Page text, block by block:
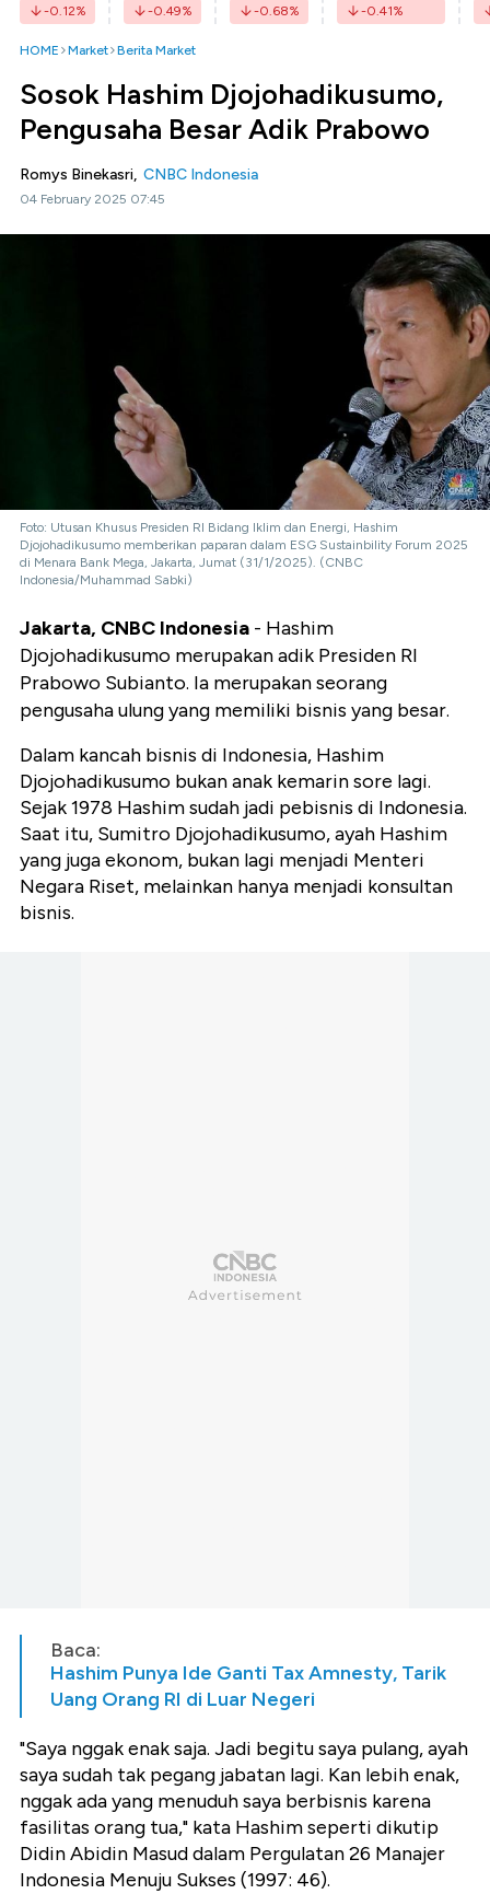
-0.12% -0.49% -0.68% -0.41%
HOME Market Berita Market
Sosok Hashim Djojohadikusumo,
Pengusaha Besar Adik Prabowo
Romys Binekasri, CNBC Indonesia
04 February 2025 07:45
Foto: Utusan Khusus Presiden RI Bidang Iklim dan Energi, Hashim
Djojohadikusumo memberikan paparan dalam ESG Sustainbility Forum 2025
di Menara Bank Mega, Jakarta, Jumat (31/1/2025). (CNBC
Indonesia/Muhammad Sabki)
Jakarta, CNBC Indonesia - Hashim
Djojohadikusumo merupakan adik Presiden RI
Prabowo Subianto. Ia merupakan seorang
pengusaha ulung yang memiliki bisnis yang besar.
Dalam kancah bisnis di Indonesia, Hashim
Djojohadikusumo bukan anak kemarin sore lagi.
Sejak 1978 Hashim sudah jadi pebisnis di Indonesia.
Saat itu, Sumitro Djojohadikusumo, ayah Hashim
yang juga ekonom, bukan lagi menjadi Menteri
Negara Riset, melainkan hanya menjadi konsultan
bisnis.
Baca:
Hashim Punya Ide Ganti Tax Amnesty, Tarik
Uang Orang RI di Luar Negeri
"Saya nggak enak saja. Jadi begitu saya pulang, ayah
saya sudah tak pegang jabatan lagi. Kan lebih enak,
nggak ada yang menuduh saya berbisnis karena
fasilitas orang tua," kata Hashim seperti dikutip
Didin Abidin Masud dalam Pergulatan 26 Manajer
Indonesia Menuju Sukses (1997: 46).